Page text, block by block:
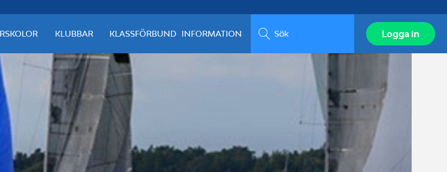
KLUBBAR KLASSFÖRBUND INFORMATION Sök Logga in